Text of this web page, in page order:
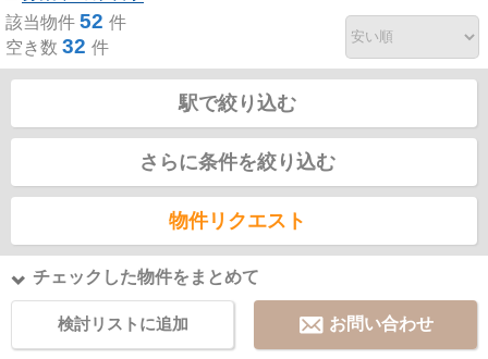
該当物件 52 件
空き数 32 件
駅で絞り込む
さらに条件を絞り込む
物件リクエスト
チェックした物件をまとめて
検討リストに追加 お問い合わせ